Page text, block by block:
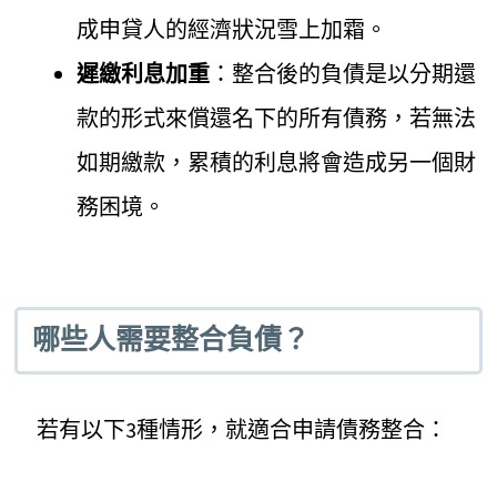
成申貸人的經濟狀況雪上加霜。
遲繳利息加重 ：整合後的負債是以分期還
款的形式來償還名下的所有債務，若無法
如期繳款，累積的利息將會造成另一個財
務困境。
哪些人需要整合負債？
若有以下3種情形，就適合申請債務整合：